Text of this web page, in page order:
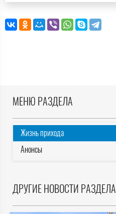
МЕНЮ РАЗДЕЛА
Жизнь прихода
Анонсы
ДРУГИЕ НОВОСТИ РАЗДЕЛА